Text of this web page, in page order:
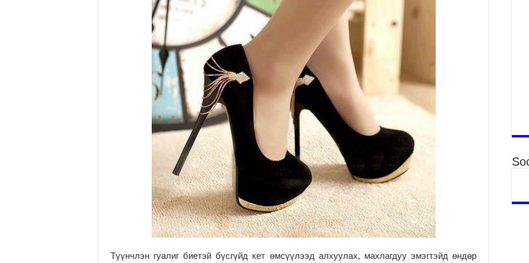
Түүнчлэн гуалиг биетэй бүсгүйд кет өмсүүлээд алхуулах, махлагдуу эмэгтэйд өндөр
Өв